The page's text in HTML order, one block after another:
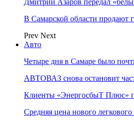
Дмитрий Азаров передал
В Самарской области продают
Prev Next
Авто
Четыре дня в Самаре было
АВТОВАЗ снова остановит
Клиенты «ЭнергосбыТ Плюс»
Средняя цена нового